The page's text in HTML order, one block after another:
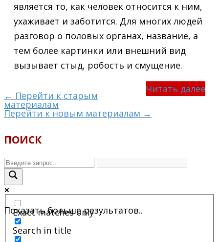
является то, как человек относится к ним,
ухаживает и заботится. Для многих людей
разговор о половых органах, название, а
тем более картинки или внешний вид
вызывает стыд, робость и смущение.
Читать далее
← Перейти к старым
материалам
Перейти к новым материалам →
ПОИСК
Показать больше результатов..
Exact matches only
Search in title